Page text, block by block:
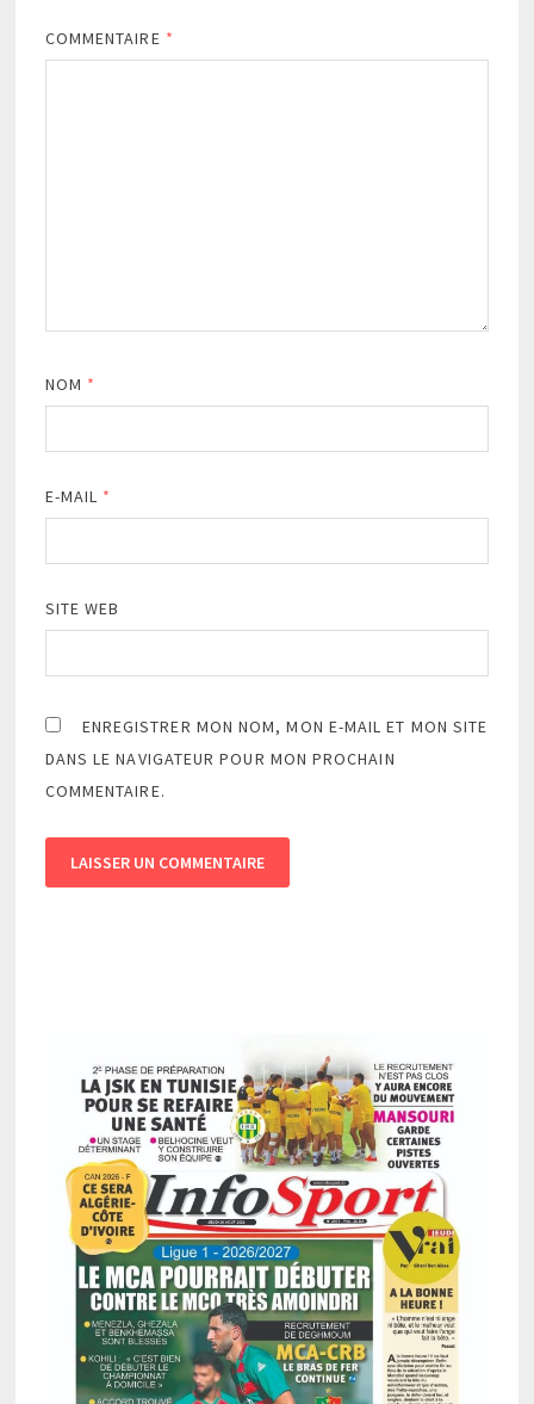
COMMENTAIRE *
NOM *
E-MAIL *
SITE WEB
ENREGISTRER MON NOM, MON E-MAIL ET MON SITE
DANS LE NAVIGATEUR POUR MON PROCHAIN
COMMENTAIRE.